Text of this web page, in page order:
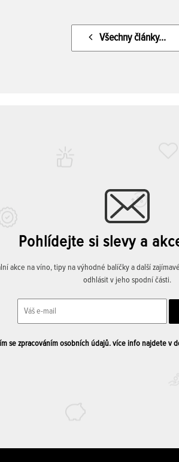
Všechny články...
Pohlídejte si slevy a
akce na víno, tipy na výhodné balíčky a další
odhlásit v jeho spodní části.
se zpracováním osobních údajů. více info najdete v